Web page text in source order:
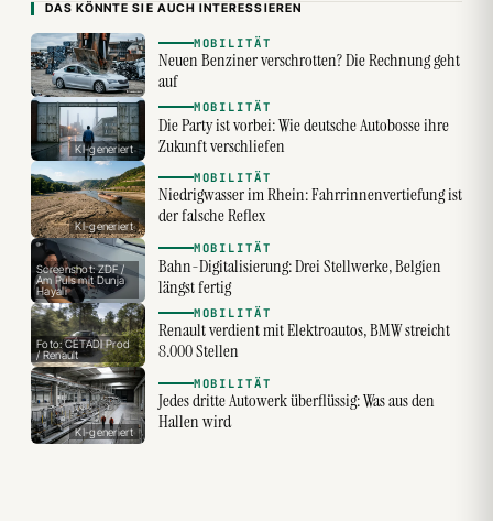
DAS KÖNNTE SIE AUCH INTERESSIEREN
MOBILITÄT
Neuen Benziner verschrotten? Die Rechnung geht
auf
KI-generiert
MOBILITÄT
Die Party ist vorbei: Wie deutsche Autobosse ihre
Zukunft verschliefen
KI-generiert
MOBILITÄT
Niedrigwasser im Rhein: Fahrrinnenvertiefung ist
der falsche Reflex
Screenshot: ZDF /
Am Puls mit Dunja
Hayali
MOBILITÄT
Bahn-Digitalisierung: Drei Stellwerke, Belgien
längst fertig
Foto: CÉTADI Prod
/ Renault
MOBILITÄT
Renault verdient mit Elektroautos, BMW streicht
8.000 Stellen
KI-generiert
MOBILITÄT
Jedes dritte Autowerk überflüssig: Was aus den
Hallen wird